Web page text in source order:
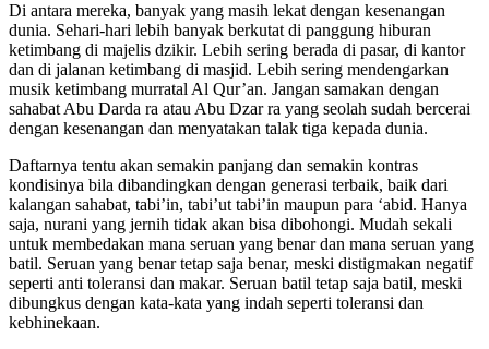
Di antara mereka, banyak yang masih lekat dengan kesenangan
dunia. Sehari-hari lebih banyak berkutat di panggung hiburan
ketimbang di majelis dzikir. Lebih sering berada di pasar, di kantor
dan di jalanan ketimbang di masjid. Lebih sering mendengarkan
musik ketimbang murratal Al Qur’an. Jangan samakan dengan
sahabat Abu Darda ra atau Abu Dzar ra yang seolah sudah bercerai
dengan kesenangan dan menyatakan talak tiga kepada dunia.
Daftarnya tentu akan semakin panjang dan semakin kontras
kondisinya bila dibandingkan dengan generasi terbaik, baik dari
kalangan sahabat, tabi’in, tabi’ut tabi’in maupun para ‘abid. Hanya
saja, nurani yang jernih tidak akan bisa dibohongi. Mudah sekali
untuk membedakan mana seruan yang benar dan mana seruan yang
batil. Seruan yang benar tetap saja benar, meski distigmakan negatif
seperti anti toleransi dan makar. Seruan batil tetap saja batil, meski
dibungkus dengan kata-kata yang indah seperti toleransi dan
kebhinekaan.